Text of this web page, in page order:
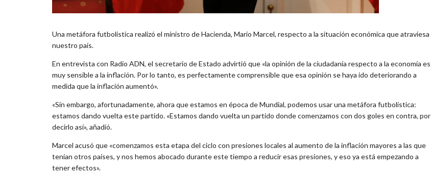
Una metáfora futbolística realizó el ministro de Hacienda, Mario Marcel, respecto a la situación económica que atraviesa
nuestro país.
En entrevista con Radio ADN, el secretario de Estado advirtió que «la opinión de la ciudadanía respecto a la economía es
muy sensible a la inflación. Por lo tanto, es perfectamente comprensible que esa opinión se haya ido deteriorando a
medida que la inflación aumentó».
«Sin embargo, afortunadamente, ahora que estamos en época de Mundial, podemos usar una metáfora futbolística:
estamos dando vuelta este partido. «Estamos dando vuelta un partido donde comenzamos con dos goles en contra, por
decirlo así», añadió.
Marcel acusó que «comenzamos esta etapa del ciclo con presiones locales al aumento de la inflación mayores a las que
tenían otros países, y nos hemos abocado durante este tiempo a reducir esas presiones, y eso ya está empezando a
tener efectos».